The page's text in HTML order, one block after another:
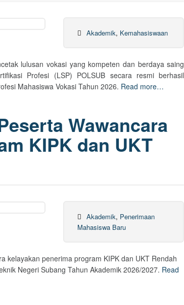
Akademik, Kemahasiswaan
lulusan vokasi yang kompeten dan berdaya saing
Profesi (LSP) POLSUB secara resmi berhasil
Mahasiswa Vokasi Tahun 2026. Read more…
Wawancara
KIPK dan UKT
Akademik, Penerimaan
Mahasiswa Baru
kelayakan penerima program KIPK dan UKT Rendah
Negeri Subang Tahun Akademik 2026/2027. Read